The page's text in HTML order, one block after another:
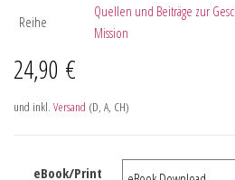
Reihe
Quellen und Beiträge zur
Mission
24,90 €
und inkl. Versand (D, A, CH)
eBook/Print